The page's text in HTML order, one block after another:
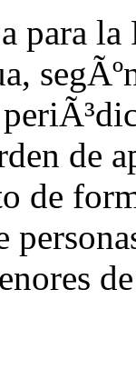
para
de
de